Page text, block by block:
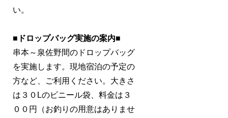
い。
■ドロップバッグ実施の案内■
串本～泉佐野間のドロップバッグ
を実施します。現地宿泊の予定の
方など、ご利用ください。大きさ
は３０Lのビニール袋、料金は３
００円（お釣りの用意はありませ